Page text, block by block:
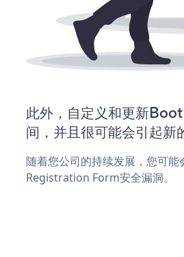
此外，自定义和更新
间，并且很可能会引起新
随着您公司的持续发展，您可
Registration Form安全漏洞。